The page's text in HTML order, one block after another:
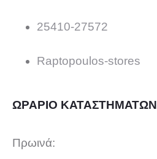
25410-27572
Raptopoulos-stores
ΩΡΑΡΙΟ ΚΑΤΑΣΤΗΜΑΤΩΝ
Πρωινά: